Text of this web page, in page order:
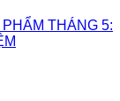
THÁNG 5: